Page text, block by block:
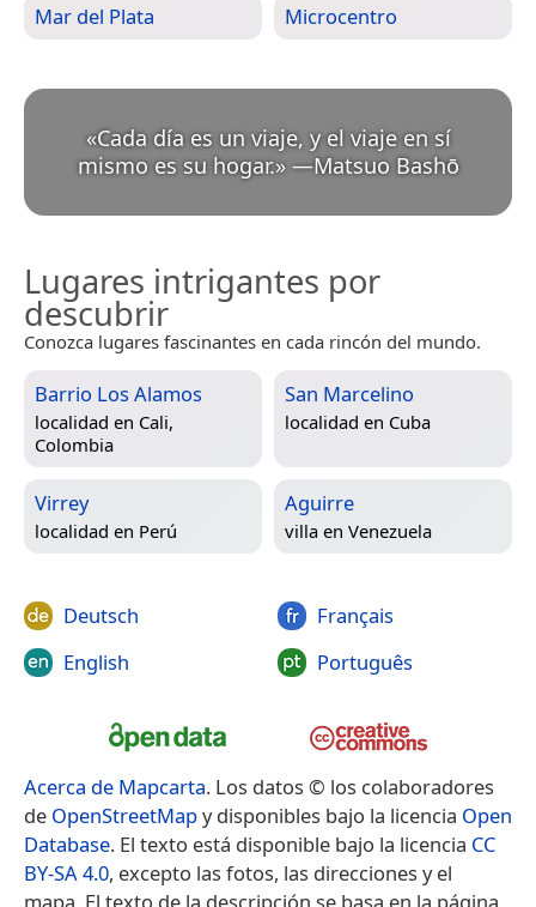
Mar del Plata Microcentro
«Cada día es un viaje, y el viaje en sí
mismo es su hogar.» —Matsuo Bashō
Lugares intrigantes por
descubrir
Conozca lugares fascinantes en cada rincón del mundo.
Barrio Los Alamos
localidad en Cali,
Colombia
San Marcelino
localidad en Cuba
Virrey
localidad en Perú
Aguirre
villa en Venezuela
Deutsch
English
Français
Português
Acerca de Mapcarta. Los datos © los colaboradores
de OpenStreetMapy disponibles bajo la licencia Open
Database. El texto está disponible bajo la licencia CC
BY-SA 4.0, excepto las fotos, las direcciones y el
mapa. El texto de la descripción se basa en la página